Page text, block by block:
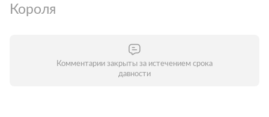
Короля
Комментарии закрыты за истечением срока
давности